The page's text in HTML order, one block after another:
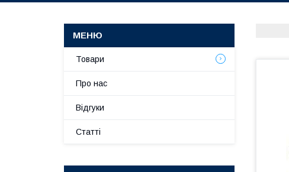
Товари
Про нас
Відгуки
Статті